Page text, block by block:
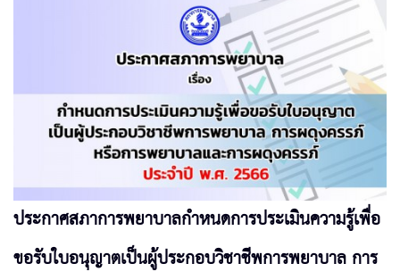
ประกาศสภาการพยาบาลกำหนดการประเมินความรู้เพื่อ
ขอรับใบอนุญาตเป็นผู้ประกอบวิชาชีพการพยาบาล การ